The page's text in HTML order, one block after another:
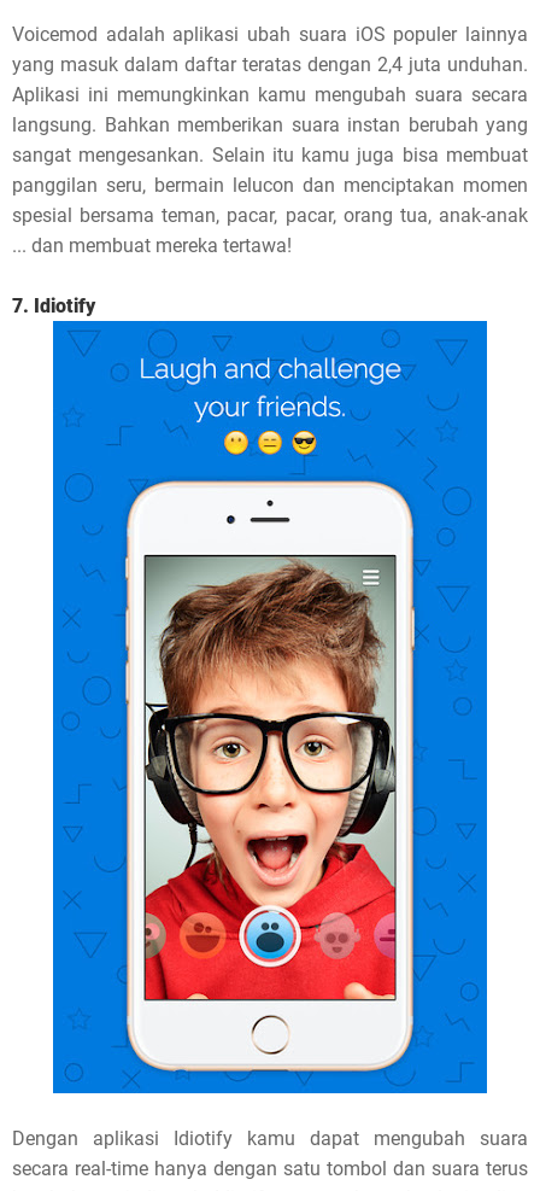
Voicemod adalah aplikasi ubah suara iOS populer lainnya
yang masuk dalam daftar teratas dengan 2,4 juta unduhan.
Aplikasi ini memungkinkan kamu mengubah suara secara
langsung. Bahkan memberikan suara instan berubah yang
sangat mengesankan. Selain itu kamu juga bisa membuat
panggilan seru, bermain lelucon dan menciptakan momen
spesial bersama teman, pacar, pacar, orang tua, anak-anak
... dan membuat mereka tertawa!
7. Idiotify
Dengan aplikasi Idiotify kamu dapat mengubah suara
secara real-time hanya dengan satu tombol dan suara terus